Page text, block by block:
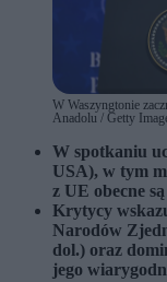
W Waszyngtonie
Anadolu / Getty
W spotkaniu
USA), w tym
z UE obecne
Krytycy
Narodów
dol.) oraz
jego